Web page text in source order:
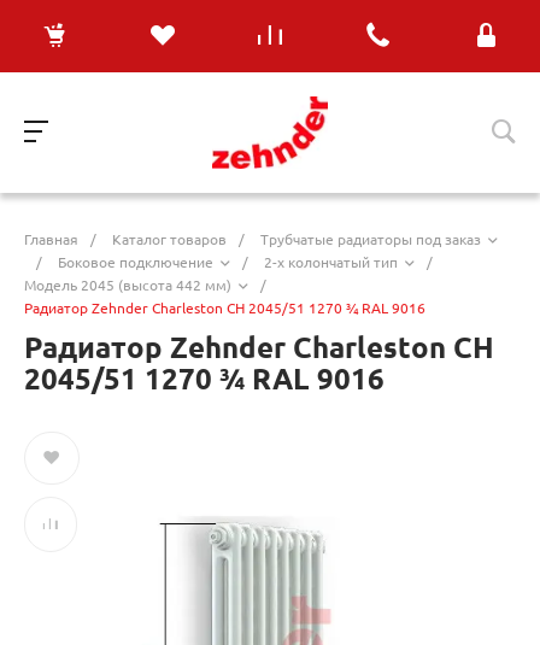
Главная / Каталог товаров /
Трубчатые радиаторы под заказ
/
Боковое подключение / 2-х колончатый тип
/
Модель 2045 (высота 442 мм)
/
Радиатор Zehnder Charleston CH 2045/51 1270 ¾ RAL 9016
Радиатор Zehnder Charleston CH
2045/51 1270 ¾ RAL 9016